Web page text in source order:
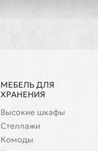
МЕБЕЛЬ ДЛЯ
ХРАНЕНИЯ
Высокие шкафы
Стеллажи
Комоды